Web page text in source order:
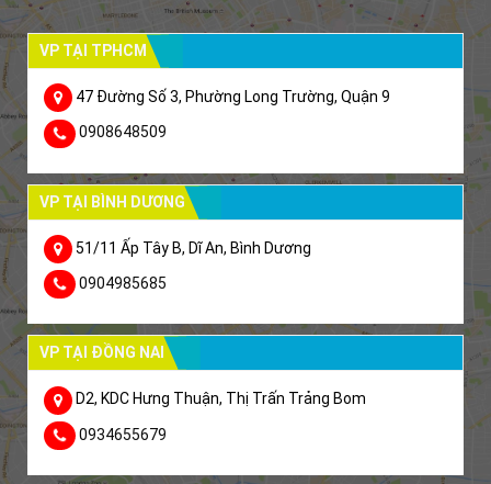
VP TẠI TPHCM
47 Đường Số 3, Phường Long Trường, Quận 9
0908648509
VP TẠI BÌNH DƯƠNG
51/11 Ấp Tây B, Dĩ An, Bình Dương
0904985685
VP TẠI ĐỒNG NAI
D2, KDC Hưng Thuận, Thị Trấn Trảng Bom
0934655679